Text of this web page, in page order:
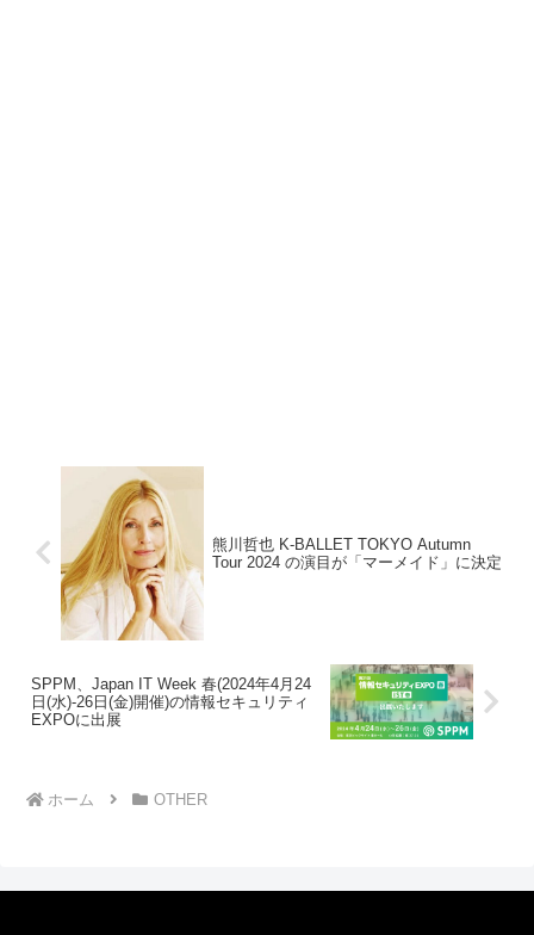
熊川哲也 K-BALLET TOKYO Autumn
Tour 2024 の演目が「マーメイド」に決定
SPPM、Japan IT Week 春(2024年4月24
日(水)-26日(金)開催)の情報セキュリティ
EXPOに出展
ホーム OTHER